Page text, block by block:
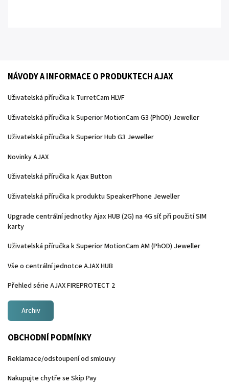
NÁVODY A INFORMACE O PRODUKTECH AJAX
Uživatelská příručka k TurretCam HLVF
Uživatelská příručka k Superior MotionCam G3 (PhOD) Jeweller
Uživatelská příručka k Superior Hub G3 Jeweller
Novinky AJAX
Uživatelská příručka k Ajax Button
Uživatelská příručka k produktu SpeakerPhone Jeweller
Upgrade centrální jednotky Ajax HUB (2G) na 4G síť při použití SIM
karty
Uživatelská příručka k Superior MotionCam AM (PhOD) Jeweller
Vše o centrální jednotce AJAX HUB
Přehled série AJAX FIREPROTECT 2
Archiv
OBCHODNÍ PODMÍNKY
Reklamace/odstoupení od smlouvy
Nakupujte chytře se Skip Pay